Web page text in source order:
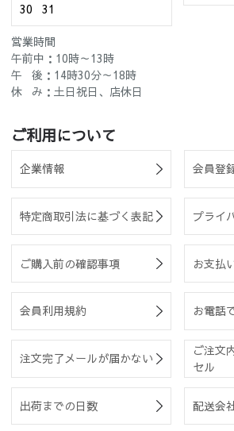
30
31
営業時間
午前中：10時～13時
午 後：14時30分～18時
休 み：土日祝日、店休日
ご利用について
企業情報 会員登
特定商取引法に基づく表記 プライ
ご購入前の確認事項 お支払
会員利用規約 お電話
注文完了メールが届かない
ご注文
セル
出荷までの日数 配送会